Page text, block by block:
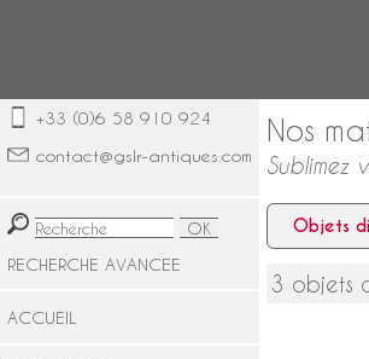
+33 (0)6 58 910 924
contact@gslr-antiques.com
RECHERCHE AVANCEE
ACCUEIL
Nos
Sublimez
Objets
3 objets